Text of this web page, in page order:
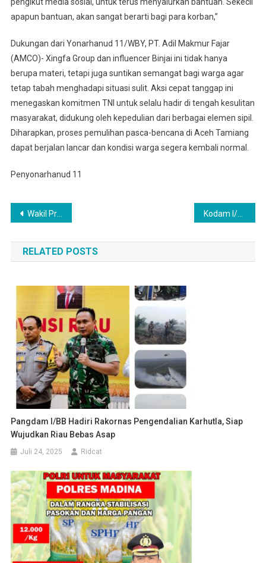
apapun bantuan, akan sangat berarti bagi para korban,”
Dukungan dari Yonarhanud 11/WBY, PT. Adil Makmur Fajar
(AMCO)- Xingfa Group dan influencer Binjai ini tidak hanya
berupa materi, tetapi juga suntikan semangat bagi warga agar
tetap tabah menghadapi situasi sulit. Aksi cepat tanggap ini
menegaskan komitmen TNI untuk selalu hadir di tengah kesulitan
masyarakat, didukung oleh kepedulian dari berbagai elemen sipil.
Diharapkan, proses pemulihan pasca-bencana di Aceh Tamiang
dapat berjalan lancar dan kondisi warga segera kembali normal.
Penyonarhanud 11
Navigasi
pos
Wakil Presiden Republik Indonesia (Wapres RI) Gibran Rakabuming Raka Tinjau Korban Bencana Di Sumut
RELATED POSTS
Pangdam I/BB Hadiri Rakornas Pengendalian Karhutla, Siap
Wujudkan Riau Bebas Asap
Juli 24, 2025 Ridcat